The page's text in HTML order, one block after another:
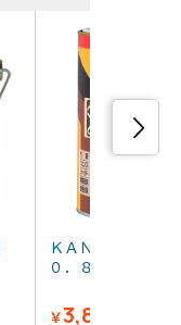
ＫＡＮＳＡＩ
０．８Ｌ 白
￥3,870